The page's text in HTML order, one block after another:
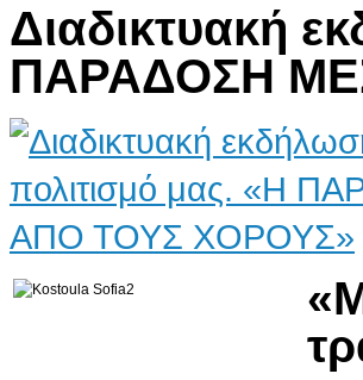
Διαδικτυακή
ΠΑΡΑΔΟΣΗ